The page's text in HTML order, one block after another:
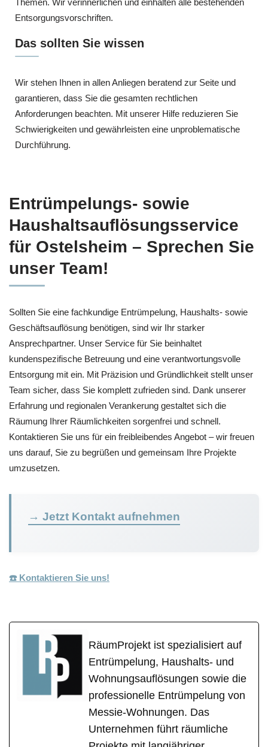
Entsorgungsvorschriften.
Das sollten Sie wissen
Wir stehen Ihnen in allen Anliegen beratend zur Seite und
garantieren, dass Sie die gesamten rechtlichen
Anforderungen beachten. Mit unserer Hilfe reduzieren Sie
Schwierigkeiten und gewährleisten eine unproblematische
Durchführung.
Entrümpelungs- sowie
Haushaltsauflösungsservice
für Ostelsheim – Sprechen Sie
unser Team!
Sollten Sie eine fachkundige Entrümpelung, Haushalts- sowie
Geschäftsauflösung benötigen, sind wir Ihr starker
Ansprechpartner. Unser Service für Sie beinhaltet
kundenspezifische Betreuung und eine verantwortungsvolle
Entsorgung mit ein. Mit Präzision und Gründlichkeit stellt unser
Team sicher, dass Sie komplett zufrieden sind. Dank unserer
Erfahrung und regionalen Verankerung gestaltet sich die
Räumung Ihrer Räumlichkeiten sorgenfrei und schnell.
Kontaktieren Sie uns für ein freibleibendes Angebot – wir freuen
uns darauf, Sie zu begrüßen und gemeinsam Ihre Projekte
umzusetzen.
→ Jetzt Kontakt aufnehmen
☎️ Kontaktieren Sie uns!
RäumProjekt ist spezialisiert auf
Entrümpelung, Haushalts- und
Wohnungsauflösungen sowie die
professionelle Entrümpelung von
Messie-Wohnungen. Das
Unternehmen führt räumliche